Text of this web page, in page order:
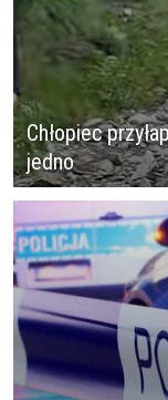
Chłopiec
jedno